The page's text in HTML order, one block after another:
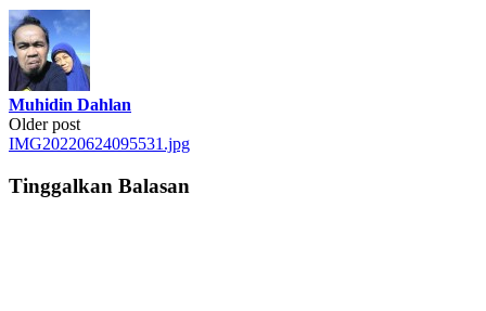
Muhidin Dahlan
Post
navigation
Older post
IMG20220624095531.jpg
Tinggalkan Balasan